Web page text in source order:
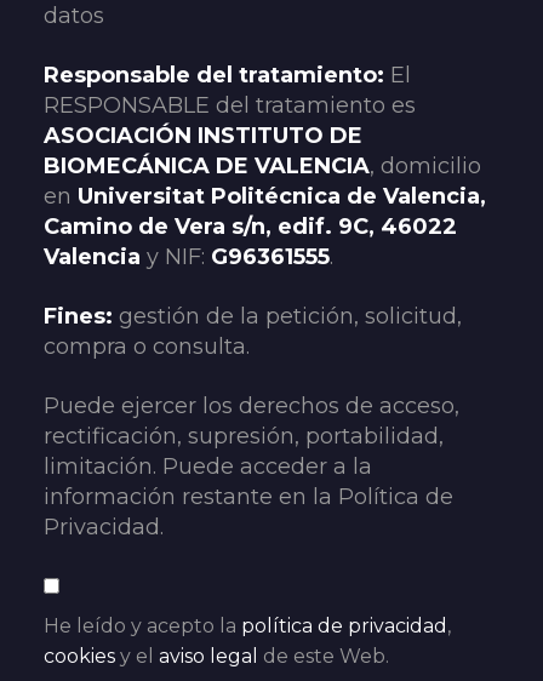
datos
Responsable del tratamiento: El
RESPONSABLE del tratamiento es
ASOCIACIÓN INSTITUTO DE
BIOMECÁNICA DE VALENCIA, domicilio
en Universitat Politécnica de Valencia,
Camino de Vera s/n, edif. 9C, 46022
Valencia y NIF: G96361555.
Fines: gestión de la petición, solicitud,
compra o consulta.
Puede ejercer los derechos de acceso,
rectificación, supresión, portabilidad,
limitación. Puede acceder a la
información restante en la Política de
Privacidad.
He leído y acepto la política de privacidad ,
cookies y el aviso legal de este Web.